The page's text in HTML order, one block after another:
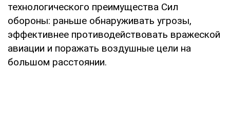
технологического преимущества Сил
обороны: раньше обнаруживать угрозы,
эффективнее противодействовать вражеской
авиации и поражать воздушные цели на
большом расстоянии.